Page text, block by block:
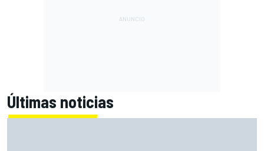
Últimas noticias